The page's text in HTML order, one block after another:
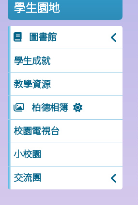
學生園地
圖書館
學生成就
教學資源
柏德相簿
校園電視台
小校園
交流團